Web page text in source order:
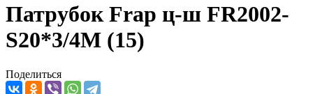
Патрубок Frap ц-ш FR2002-
S20*3/4М (15)
Поделиться